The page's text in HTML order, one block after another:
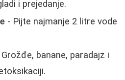
i prejedanje.
- Pijte najmanje 2 litre vode
Grožđe, banane, paradajz i